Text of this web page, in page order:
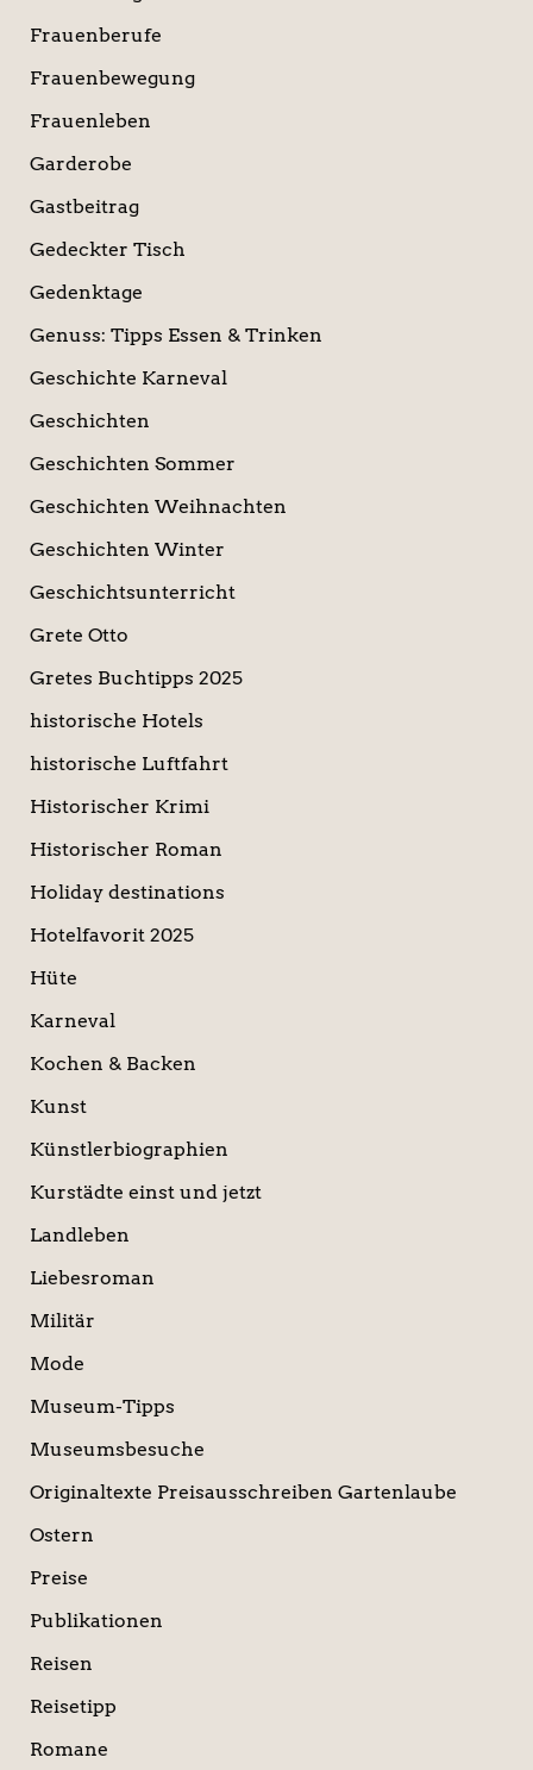
Frauenberufe
Frauenbewegung
Frauenleben
Garderobe
Gastbeitrag
Gedeckter Tisch
Gedenktage
Genuss: Tipps Essen & Trinken
Geschichte Karneval
Geschichten
Geschichten Sommer
Geschichten Weihnachten
Geschichten Winter
Geschichtsunterricht
Grete Otto
Gretes Buchtipps 2025
historische Hotels
historische Luftfahrt
Historischer Krimi
Historischer Roman
Holiday destinations
Hotelfavorit 2025
Hüte
Karneval
Kochen & Backen
Kunst
Künstlerbiographien
Kurstädte einst und jetzt
Landleben
Liebesroman
Militär
Mode
Museum-Tipps
Museumsbesuche
Originaltexte Preisausschreiben Gartenlaube
Ostern
Preise
Publikationen
Reisen
Reisetipp
Romane